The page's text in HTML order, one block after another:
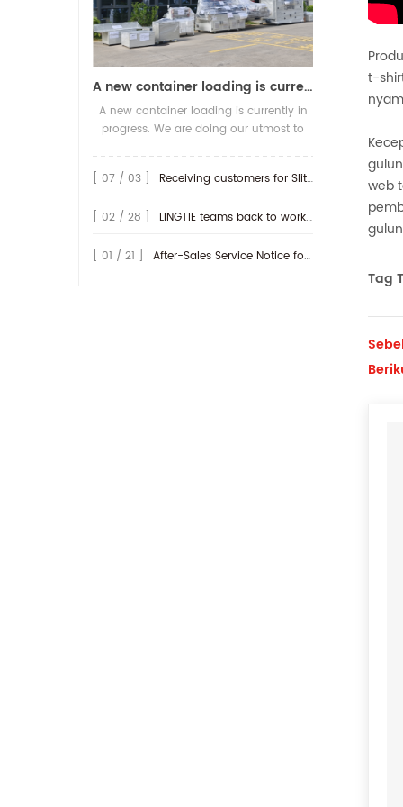
A new container loading is currently in progress.
A new container loading is currently in
progress. We are doing our utmost to
earliest possible time.
[ 07 / 03 ] Receiving customers for Slitting machine with differential Slip Shaft
[ 02 / 28 ] LINGTIE teams back to work at Feb.25th.
[ 01 / 21 ] After-Sales Service Notice for Turkey Region
t-
web
Tag